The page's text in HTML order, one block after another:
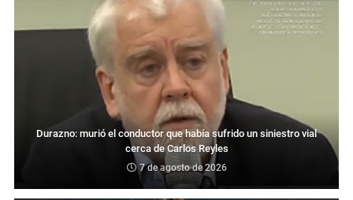
Durazno: murió el conductor que había sufrido un siniestro vial
cerca de Carlos Reyles
7 de agosto de 2026